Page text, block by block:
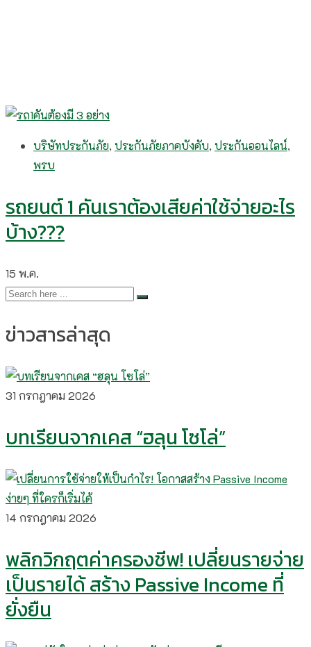
บริษัทประกันภัย, ประกันภัยภาคบังคับ, ประกันออนไลน์,
พรบ
รถยนต์ 1 คันเราต้องเสียค่าใช้จ่ายอะไร
บ้าง???
15 พ.ค.
ข่าวสารล่าสุด
31 กรกฎาคม 2026
บทเรียนจากเคส “ฮลุน โซโล่”
14 กรกฎาคม 2026
พลิกวิกฤตค่าครองชีพ! เปลี่ยนรายจ่าย
เป็นรายได้ สร้าง Passive Income ที่
ยั่งยืน